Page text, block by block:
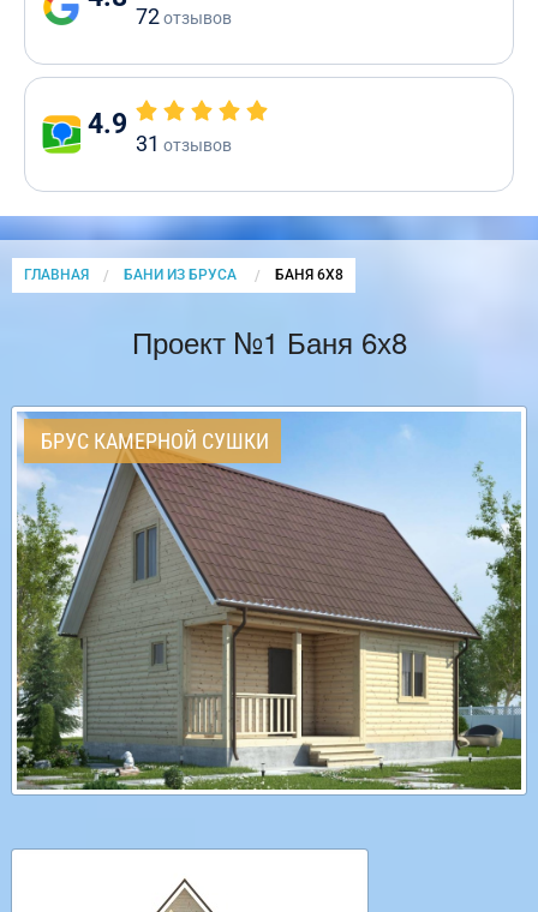
72отзывов
4.9
31 отзывов
ГЛАВНАЯ БАНИ ИЗ БРУСА CURRENT:
БАНЯ 6Х8
Проект №1 Баня 6х8
БРУС КАМЕРНОЙ СУШКИ